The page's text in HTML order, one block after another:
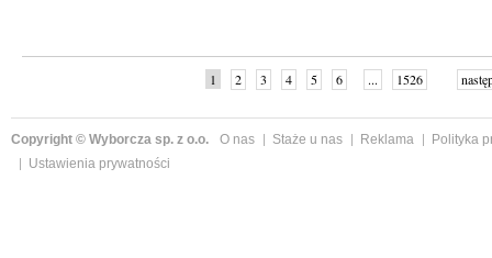
1 2 3 4 5 6 ... 1526
Copyright © Wyborcza sp. z o.o. O nas Staże u nas Reklama
Polityka
Ustawienia prywatności